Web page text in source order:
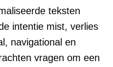
teksten
intentie mist, verlies
navigational en
vragen om een